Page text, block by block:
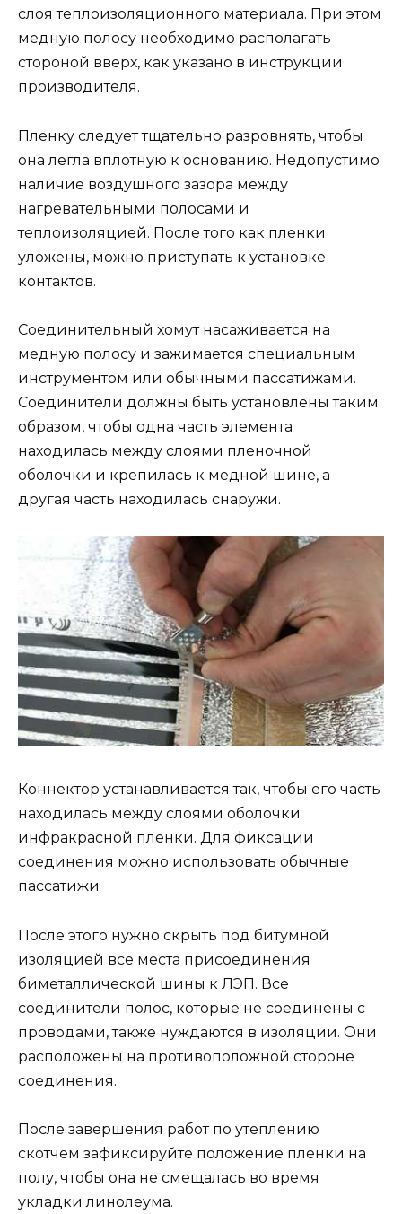
слоя теплоизоляционного материала. При этом
медную полосу необходимо располагать
стороной вверх, как указано в инструкции
производителя.
Пленку следует тщательно разровнять, чтобы
она легла вплотную к основанию. Недопустимо
наличие воздушного зазора между
нагревательными полосами и
теплоизоляцией. После того как пленки
уложены, можно приступать к установке
контактов.
Соединительный хомут насаживается на
медную полосу и зажимается специальным
инструментом или обычными пассатижами.
Соединители должны быть установлены таким
образом, чтобы одна часть элемента
находилась между слоями пленочной
оболочки и крепилась к медной шине, а
другая часть находилась снаружи.
Коннектор устанавливается так, чтобы его часть
находилась между слоями оболочки
инфракрасной пленки. Для фиксации
соединения можно использовать обычные
пассатижи
После этого нужно скрыть под битумной
изоляцией все места присоединения
биметаллической шины к ЛЭП. Все
соединители полос, которые не соединены с
проводами, также нуждаются в изоляции. Они
расположены на противоположной стороне
соединения.
После завершения работ по утеплению
скотчем зафиксируйте положение пленки на
полу, чтобы она не смещалась во время
укладки линолеума.